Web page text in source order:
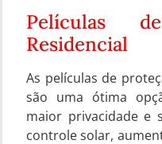
Películas
Residencial
As películas de
são uma ótima
maior privacidade e
controle solar,